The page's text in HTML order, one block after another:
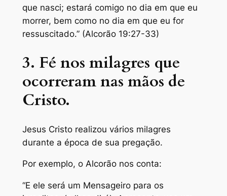
que nasci; estará comigo no dia em que eu
morrer, bem como no dia em que eu for
ressuscitado.” (Alcorão 19:27-33)
3. Fé nos milagres que
ocorreram nas mãos de
Cristo.
Jesus Cristo realizou vários milagres
durante a época de sua pregação.
Por exemplo, o Alcorão nos conta:
“E ele será um Mensageiro para os